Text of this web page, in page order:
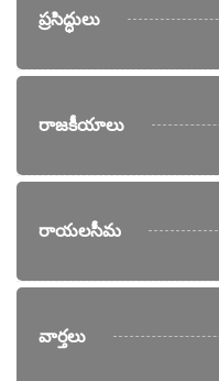
ప్రసిద్ధులు
రాజకీయాలు
రాయలసీమ
వార్తలు